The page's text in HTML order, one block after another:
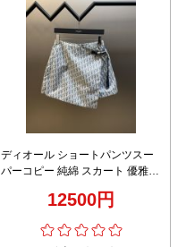
ディオール ショートパンツスー
パーコピー 純綿 スカート 優雅レ
12500円